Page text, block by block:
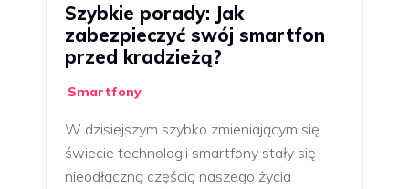
Szybkie porady: Jak
zabezpieczyć swój smartfon
przed kradzieżą?
Smartfony
W dzisiejszym szybko zmieniającym się
świecie technologii smartfony stały się
nieodłączną częścią naszego życia